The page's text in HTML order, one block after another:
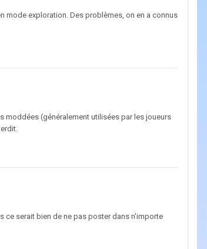
mode exploration. Des problèmes, on en a connus
moddées (généralement utilisées par les joueurs
ce serait bien de ne pas poster dans n'importe